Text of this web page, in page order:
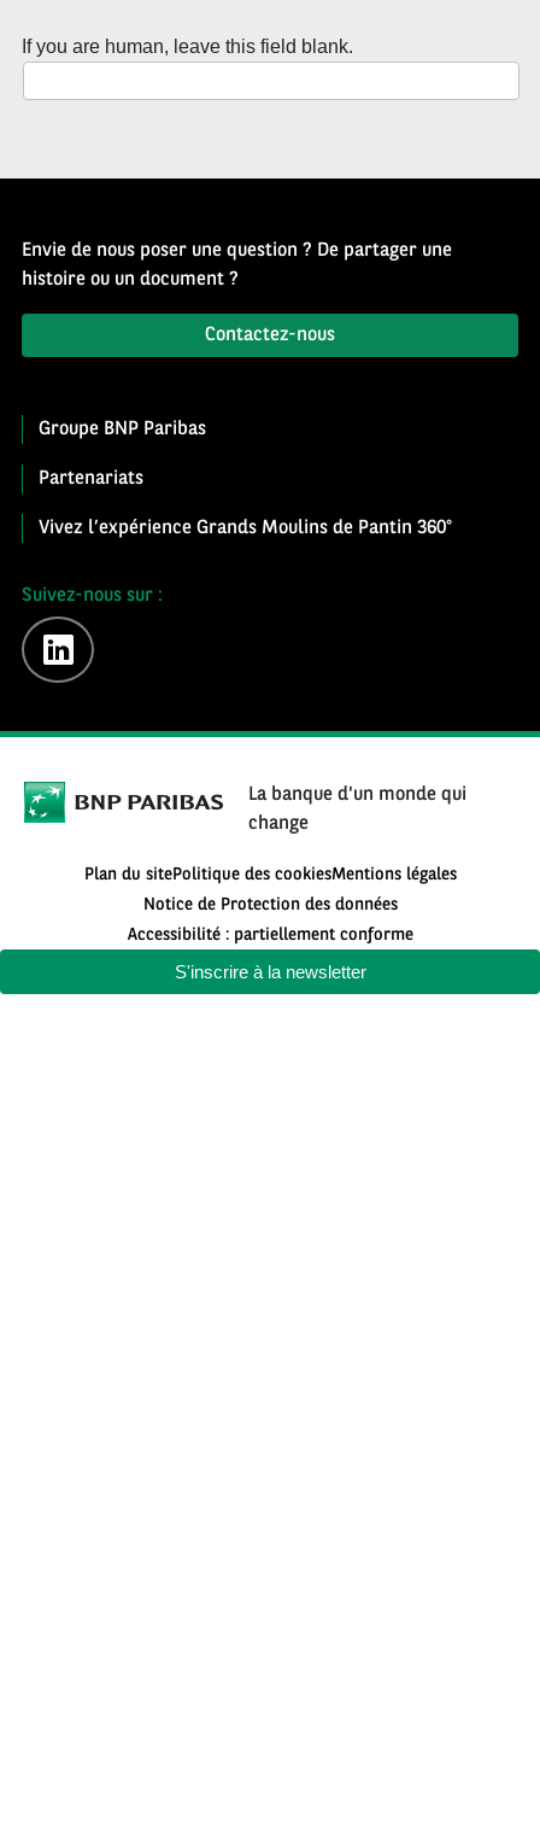
S'inscrire à la newsletter
If you are human, leave this field blank.
Envie de nous poser une question ? De partager une
histoire ou un document ?
Contactez-nous
Groupe BNP Paribas
Partenariats
Vivez l’expérience Grands Moulins de Pantin 360°
Suivez-nous sur :
linkedin
La banque d'un monde qui
change
Plan du sitePolitique des cookiesMentions légales
Notice de Protection des données
Accessibilité : partiellement conforme